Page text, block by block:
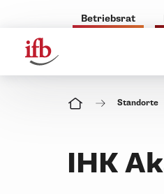
Betriebsrat
Standorte
IHK